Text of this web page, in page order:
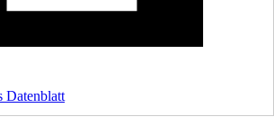
Datenblatt